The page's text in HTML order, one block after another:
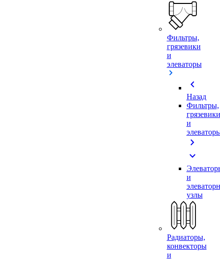
Фильтры,
грязевики
и
элеваторы
chevron_left
Назад
Фильтры,
грязевики
и
chevron_right
expand_more
и
узлы
Радиаторы,
конвекторы
и